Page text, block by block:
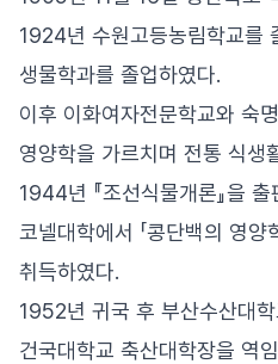
1924년 수원고등농림학교를
생물학과를 졸업하였다.
이후 이화여자전문학교와 숙
영양학을 가르치며 전통 식생
1944년 『조선식물개론』을
코넬대학에서 「콩단백의 영양
취득하였다.
1952년 귀국 후 부산수산대
건국대학교 축산대학장을 역